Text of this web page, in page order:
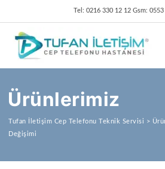
Tel: 0216 330 12 12 Gsm:
Ürünlerimiz
Tufan İletişim Cep Telefonu Teknik Servisi >
Değişimi